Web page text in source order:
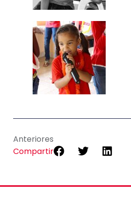
Anteriores
Compartir